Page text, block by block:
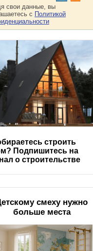
свои данные, вы
с Политикой
строить
Подпишитесь на
о строительстве
смеху нужно
больше места